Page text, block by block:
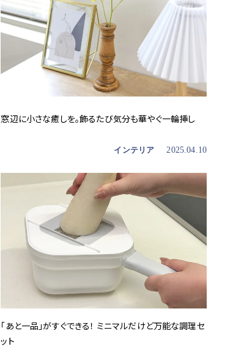
窓辺に小さな癒しを。飾るたび気分も華やぐ一輪挿し
インテリア 2025.04.10
「あと一品」がすぐできる！ ミニマルだけど万能な調理セ
ット